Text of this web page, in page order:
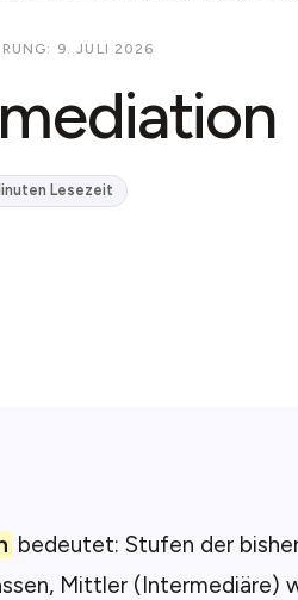
9. JULI 2026
Lesezeit
bedeutet: Stufen der
Mittler (Intermediäre)